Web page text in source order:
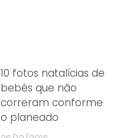
10 fotos natalícias de
bebés que não
correram conforme
o planeado